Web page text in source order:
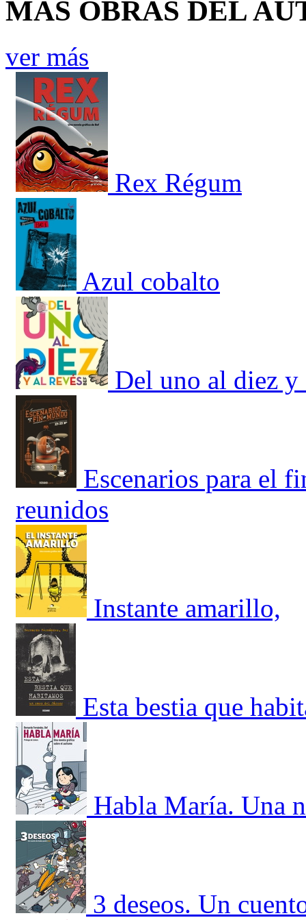
MÁS OBRAS DEL
ver más
Rex Régum
Azul cobalto
Del uno al diez y
Escenarios para el
reunidos
Instante amarillo,
Esta bestia que
Habla María. Una
3 deseos. Un